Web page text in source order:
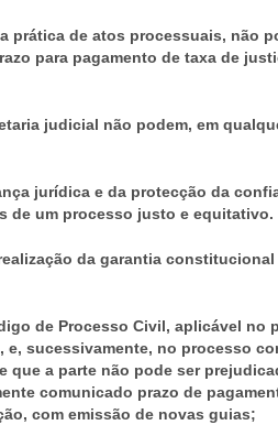
prática de atos processuais, não
para pagamento de taxa de
judicial não podem, em
jurídica e da protecção da
de um processo justo e equitativo.
da garantia
de Processo Civil, aplicável no
sucessivamente, no processo
a parte não pode ser
comunicado prazo de
com emissão de novas guias;